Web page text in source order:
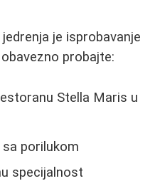
je isprobavanje
probajte:
Stella Maris u
porilukom
specijalnost